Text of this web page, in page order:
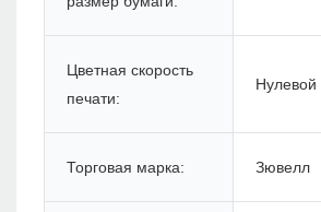
Цветная скорость
печати:
Нулевой
Торговая марка: Зювелл